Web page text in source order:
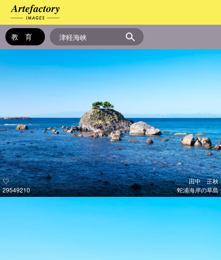
29549210
田中 正秋
蛇浦海岸の草島